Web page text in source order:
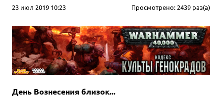
23 июл 2019 10:23 Просмотрено: 2439 раз(а)
День Вознесения близок...